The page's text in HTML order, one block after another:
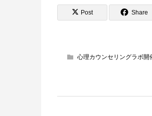
Post Share
心理カウンセリングラボ開